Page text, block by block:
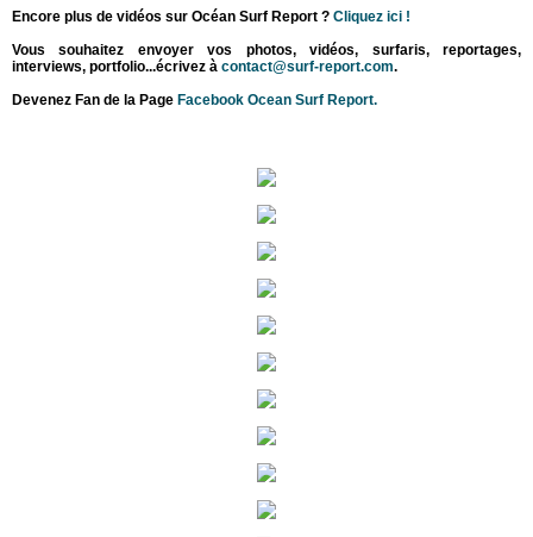
Encore plus de vidéos sur Océan Surf Report ? Cliquez ici !
Vous souhaitez envoyer vos photos, vidéos, surfaris, reportages,
interviews, portfolio...écrivez à contact@surf-report.com.
Devenez Fan de la Page Facebook Ocean Surf Report.